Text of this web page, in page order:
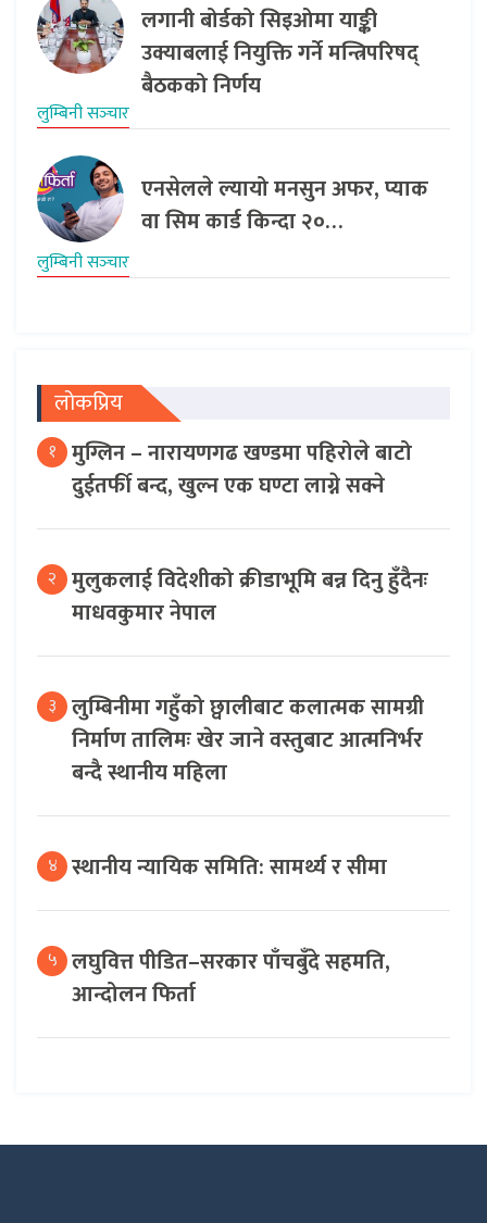
लगानी बोर्डको सिइओमा याङ्की
उक्याबलाई नियुक्ति गर्ने मन्त्रिपरिषद्
बैठकको निर्णय
लुम्बिनी सञ्‍चार
एनसेलले ल्यायो मनसुन अफर, प्याक
वा सिम कार्ड किन्दा २०…
लुम्बिनी सञ्‍चार
लोकप्रिय
१ मुग्लिन – नारायणगढ खण्डमा पहिरोले बाटो
दुईतर्फी बन्द, खुल्न एक घण्टा लाग्ने सक्ने
२ मुलुकलाई विदेशीको क्रीडाभूमि बन्न दिनु हुँदैनः
माधवकुमार नेपाल
३ लुम्बिनीमा गहुँको छ्वालीबाट कलात्मक सामग्री
निर्माण तालिमः खेर जाने वस्तुबाट आत्मनिर्भर
बन्दै स्थानीय महिला
४ स्थानीय न्यायिक समिति: सामर्थ्य र सीमा
५ लघुवित्त पीडित–सरकार पाँचबुँदे सहमति,
आन्दोलन फिर्ता